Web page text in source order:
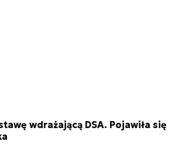
wdrażającą DSA. Pojawiła się